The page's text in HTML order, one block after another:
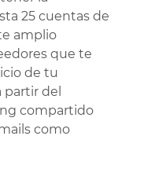
25 cuentas de
amplio
que te
de tu
partir del
compartido
como